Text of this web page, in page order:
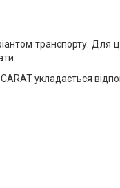
транспорту. Для
укладається